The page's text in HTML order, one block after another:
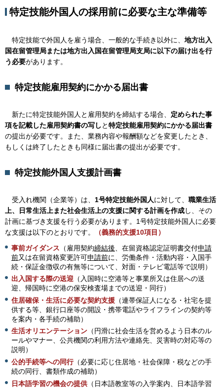
特定技能外国人の採用前に必要な主な準備等
特定技能で外国人を雇う場合、一般的な手続き以外に、 地方出入
国在留管理局または地方出入国在留管理局支局に以下の届け出を行
う必要があります。
特定技能雇用契約にかかる届出書
新たに特定技能外国人と雇用契約を締結する場合、 定められた事
項を記載した雇用契約書の写しと特定技能雇用契約にかかる届出書
の提出が必要です。また、業務内容や報酬額などを変更したとき、
もしくは終了したときも同様に届出書の提出が必要です。
特定技能外国人支援計画書
受入れ機関（企業等）は、 1号特定技能外国人に対して、 職業生活
上、日常生活上また社会生活上の支援に関する計画を作成し、その
計画に基づき支援を行う必要があります。1号特定技能外国人に必要
な支援は以下のとおりです。
（義務的支援10項目）
事前ガイダンス （雇用契約締結後 、在留資格認定証明書交付申請
前又は在留資格変更許可申請前に、労働条件・活動内容・入国手
続・保証金徴収の有無等について、対面・テレビ電話等で説明）
出入国する際の送迎 （入国時に空港等と事業所又は住居への送
迎、帰国時に空港の保安検査場までの送迎・同行）
住居確保・生活に必要な契約支援 （連帯保証人になる・社宅を提
供する等、銀行口座等の開設・携帯電話やライフラインの契約等
を案内・各手続の補助）
生活オリエンテーション （円滑に社会生活を営めるよう日本のル
ールやマナー、公共機関の利用方法や連絡先、災害時の対応等の
説明）
公的手続等への同行（必要に応じ住居地・社会保障・税などの手
続の同行、書類作成の補助）
日本語学習の機会の提供 （日本語教室等の入学案内、日本語学習